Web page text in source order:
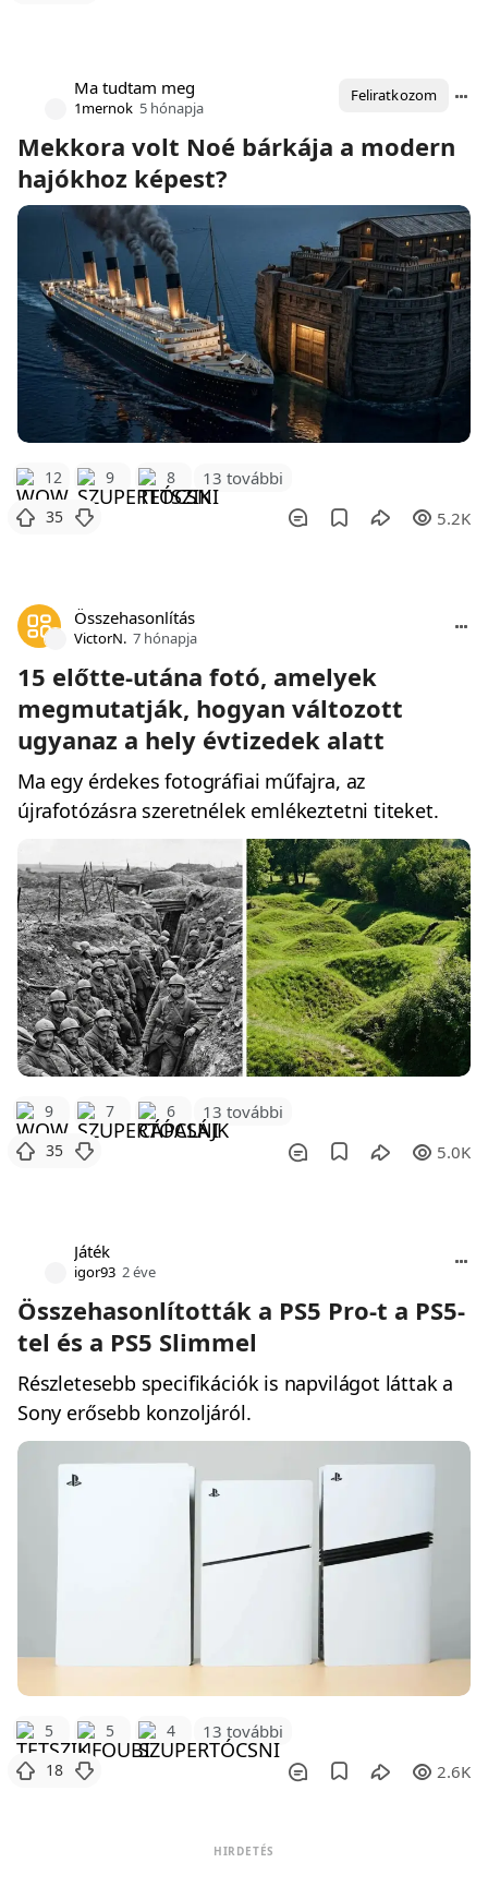
Ma tudtam meg
1mernok 5 hónapja
Feliratkozom
Mekkora volt Noé bárkája a modern
hajókhoz képest?
12 9 8 13 további
35 5.2K
Összehasonlítás
VictorN. 7 hónapja
15 előtte-utána fotó, amelyek
megmutatják, hogyan változott
ugyanaz a hely évtizedek alatt
Ma egy érdekes fotográfiai műfajra, az
újrafotózásra szeretnélek emlékeztetni titeket.
9 7 6 13 további
35 5.0K
Játék
igor93 2 éve
Összehasonlították a PS5 Pro-t a PS5-
tel és a PS5 Slimmel
Részletesebb specifikációk is napvilágot láttak a
Sony erősebb konzoljáról.
5 5 4 13 további
18 2.6K
HIRDETÉS